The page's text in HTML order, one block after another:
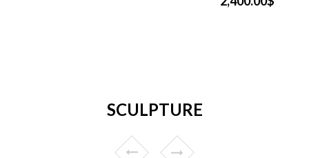
SCULPTURE